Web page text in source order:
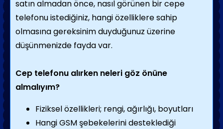
satın almadan önce, nasıl görünen bir cepe
telefonu istediğiniz, hangi özelliklere sahip
olmasına gereksinim duyduğunuz üzerine
düşünmenizde fayda var.
Cep telefonu alırken neleri göz önüne
almalıyım?
Fiziksel özellikleri; rengi, ağırlığı, boyutları
Hangi GSM şebekelerini desteklediği